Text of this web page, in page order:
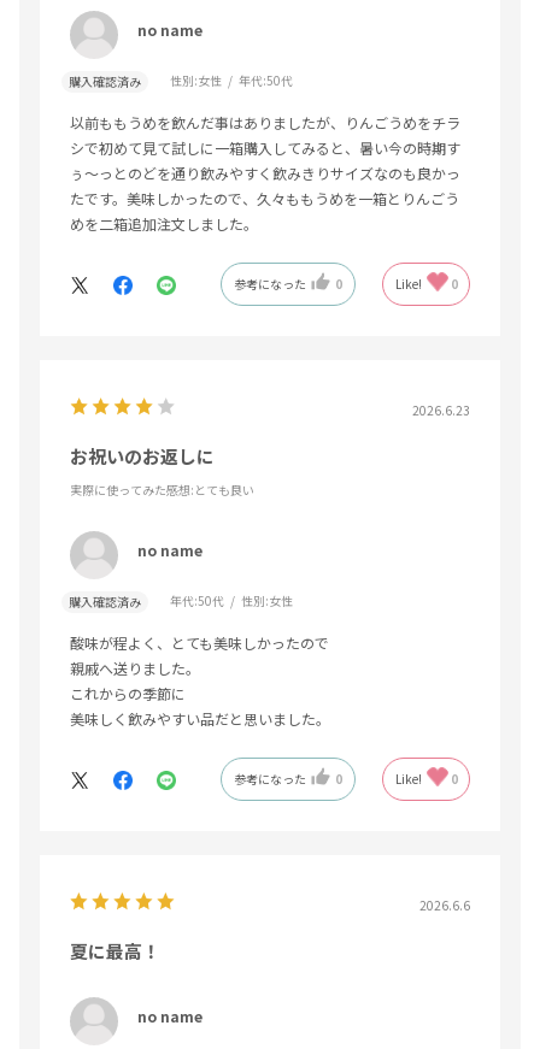
no name
購入確認済み 性別:女性 年代:50代
以前ももうめを飲んだ事はありましたが、りんごうめをチラ
シで初めて見て試しに一箱購入してみると、暑い今の時期す
ぅ〜っとのどを通り飲みやすく飲みきりサイズなのも良かっ
たです。美味しかったので、久々ももうめを一箱とりんごう
めを二箱追加注文しました。
参考になった 0 Like! 0
2026.6.23
お祝いのお返しに
実際に使ってみた感想:とても良い
no name
購入確認済み 年代:50代 性別:女性
酸味が程よく、とても美味しかったので
親戚へ送りました。
これからの季節に
美味しく飲みやすい品だと思いました。
参考になった 0 Like! 0
2026.6.6
夏に最高！
no name